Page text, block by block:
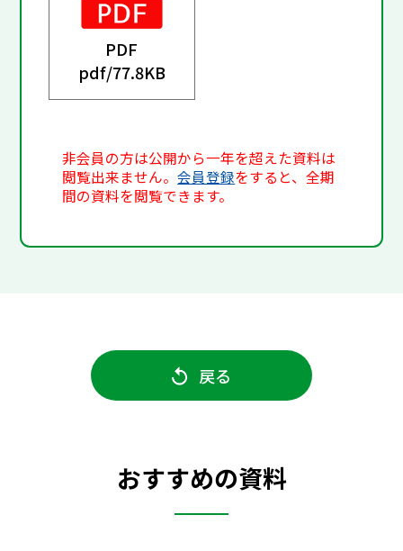
PDF
pdf/77.8KB
非会員の方は公開から一年を超えた資料は
閲覧出来ません。会員登録をすると、全期
間の資料を閲覧できます。
戻る
おすすめの資料